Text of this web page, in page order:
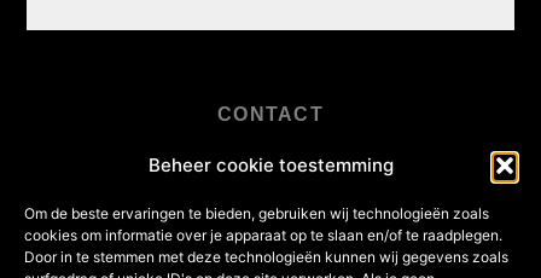
Beheer cookie toestemming
Om de beste ervaringen te bieden, gebruiken wij technologieën zoals
cookies om informatie over je apparaat op te slaan en/of te raadplegen.
Door in te stemmen met deze technologieën kunnen wij gegevens zoals
CONTACT
+31 (0)345 - 47 30 88
Linnaeusweg 2 - 3401 MS IJsselstein